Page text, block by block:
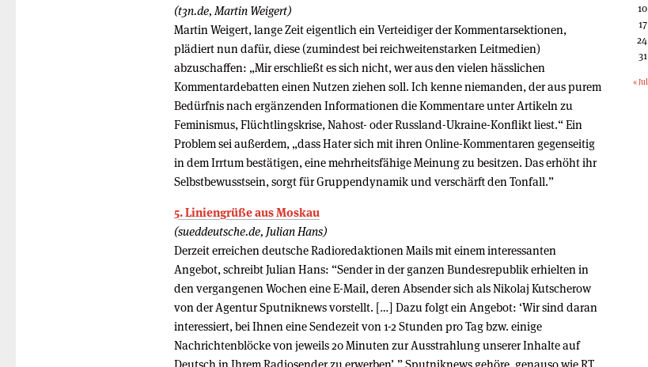
(t3n.de, Martin Weigert)
Martin Weigert, lange Zeit eigentlich ein Verteidiger der Kommentarsektionen,
plädiert nun dafür, diese (zumindest bei reichweitenstarken Leitmedien)
abzuschaffen: „Mir erschließt es sich nicht, wer aus den vielen hässlichen
Kommentardebatten einen Nutzen ziehen soll. Ich kenne niemanden, der aus purem
Bedürfnis nach ergänzenden Informationen die Kommentare unter Artikeln zu
Feminismus, Flüchtlingskrise, Nahost- oder Russland-Ukraine-Konflikt liest.“ Ein
Problem sei außerdem, „dass Hater sich mit ihren Online-Kommentaren gegenseitig
in dem Irrtum bestätigen, eine mehrheitsfähige Meinung zu besitzen. Das erhöht ihr
Selbstbewusstsein, sorgt für Gruppendynamik und verschärft den Tonfall.”
5. Liniengrüße aus Moskau
(sueddeutsche.de, Julian Hans)
Derzeit erreichen deutsche Radioredaktionen Mails mit einem interessanten
Angebot, schreibt Julian Hans: “Sender in der ganzen Bundesrepublik erhielten in
den vergangenen Wochen eine E-Mail, deren Absender sich als Nikolaj Kutscherow
von der Agentur Sputniknews vorstellt. […] Dazu folgt ein Angebot: ‘Wir sind daran
interessiert, bei Ihnen eine Sendezeit von 1-2 Stunden pro Tag bzw. einige
Nachrichtenblöcke von jeweils 20 Minuten zur Ausstrahlung unserer Inhalte auf
Deutsch in Ihrem Radiosender zu erwerben’.” Sputniknews gehöre, genauso wie RT
10
17
24
31
« Jul